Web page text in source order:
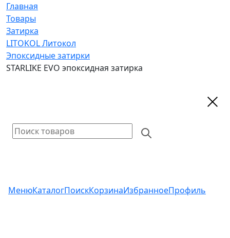
Главная
Товары
Затирка
LITOKOL Литокол
Эпоксидные затирки
STARLIKE EVO эпоксидная затирка
МенюКаталогПоискКорзинаИзбранноеПрофиль